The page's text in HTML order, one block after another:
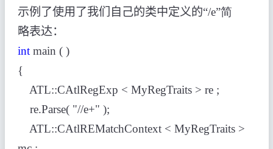
示例了使用了我们自己的类中定义的“/e”简
略表达：
intmain ( )
{
ATL::CAtlRegExp < MyRegTraits > re ;
re.Parse( "//e+" );
ATL::CAtlREMatchContext < MyRegTraits >